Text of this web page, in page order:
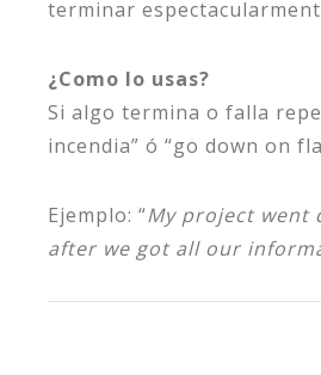
terminar
¿Como lo usas?
Si algo termina o falla
incendia” ó “go down on
Ejemplo: “My project went
after we got all our